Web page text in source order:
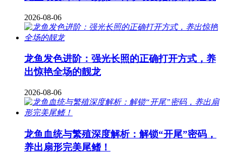
2026-08-06
龙鱼发色进阶：强光长照的正确打开方式，养
出惊艳全场的靓龙
2026-08-06
龙鱼血统与繁殖深度解析：解锁“开尾”密码，
养出扇形完美尾鳍！